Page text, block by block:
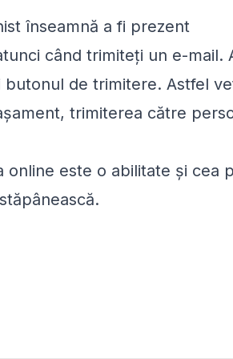
înseamnă a fi prezent
când trimiteți un e-
butonul de trimitere. Astfel
trimiterea către
online este o abilitate și cea